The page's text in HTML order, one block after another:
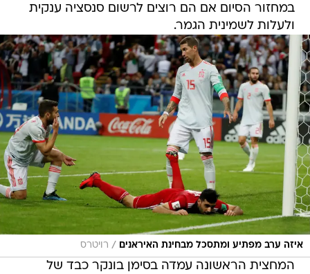
במחזור הסיום אם הם רוצים לרשום סנסציה ענקית
ולעלות לשמינית הגמר.
איזה ערב מפתיע ומתסכל מבחינת האיראנים / רויטרס
המחצית הראשונה עמדה בסימן בונקר כבד של